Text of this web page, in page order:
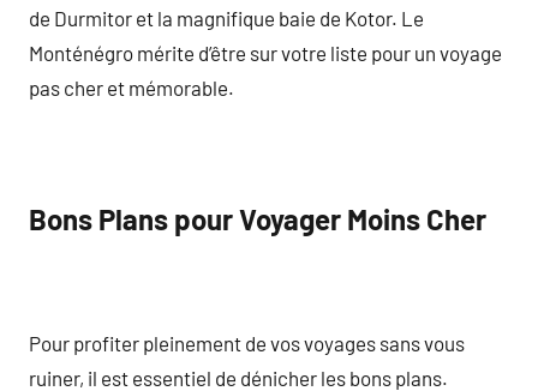
de Durmitor et la magnifique baie de Kotor. Le
Monténégro mérite d’être sur votre liste pour un voyage
pas cher et mémorable.
Bons Plans pour Voyager Moins Cher
Pour profiter pleinement de vos voyages sans vous
ruiner, il est essentiel de dénicher les bons plans.